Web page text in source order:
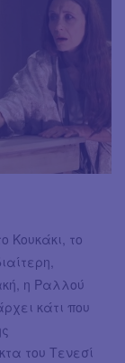
Κουκάκι, το
η Ραλλού
κάτι που
του Τενεσί